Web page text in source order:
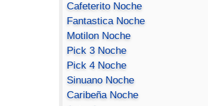
Cafeterito Noche
Fantastica Noche
Motilon Noche
Pick 3 Noche
Pick 4 Noche
Sinuano Noche
Caribeña Noche